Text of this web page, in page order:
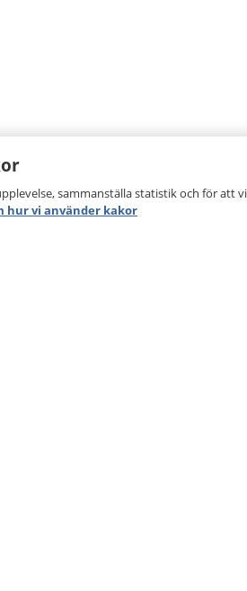
sammanställa statistik och för att
hur vi använder kakor